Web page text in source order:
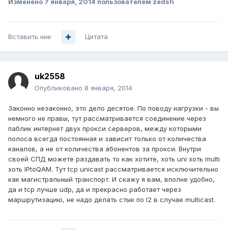
Изменено 7 января, 2014 пользователем zedsh
Вставить ник Цитата
uk2558
Опубликовано 8 января, 2014
Законно незаконно, это дело десятое. По поводу нагрузки - вы
немного не правы, тут рассматривается соединение через
паблик интернет двух прокси серверов, между которыми
полоса всегда постоянная и зависит только от количества
каналов, а не от количества абонентов за прокси. Внутри
своей СПД можете раздавать то как хотите, хоть uni хоть multi
хоть IPtoQAM. Тут tcp unicast рассматривается исключительно
как магистральный транспорт. И скажу я вам, вполне удобно,
да и tcp лучше udp, да и прекрасно работает через
маршрутизацию, не надо делать стык по l2 в случае multicast.